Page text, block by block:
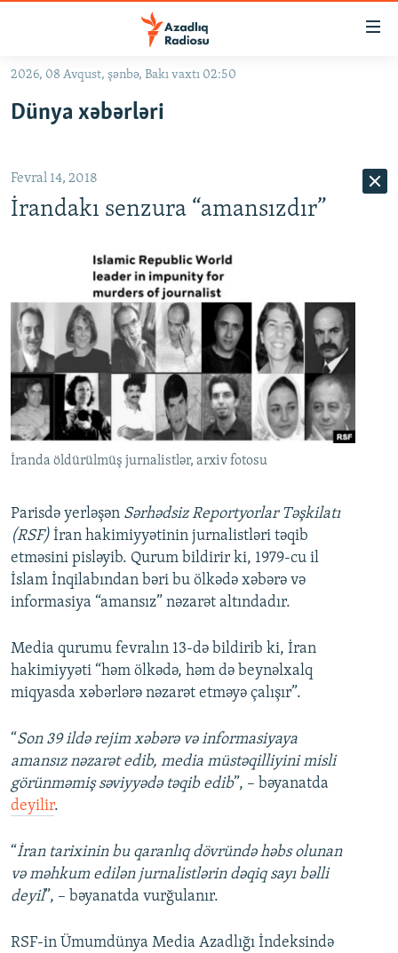
Əsas
qayıt
qayıt
Axtarışa
#İZAHLA
QANUNI DOĞRU
ARAŞDIRMA
MULTIMEDIA
VIDEO
FOTOQALEREYA
İNFOQRAFIKA
RADIO ARXIV
OXU ZALI
AZƏRBAYCAN ƏDƏBIYYATI KITABXANASI
HAQQIMIZDA
MISSIYAMIZ
AZADLIQRADIOSU MOBIL TELEFONUNUZDA
BIZIMLƏ ƏLAQƏ
XƏBƏR BÜLLETENLƏRIMIZ
BIZI IZLƏ
RFE/RL-in bütün saytları
2026, 08 Avqust, şənbə, Bakı vaxtı 02:50
Dünya xəbərləri
Fevral 14, 2018
İrandakı senzura “amansızdır”
İranda öldürülmüş jurnalistlər, arxiv fotosu
Parisdə yerləşən Sərhədsiz Reportyorlar Təşkilatı
(RSF) İran hakimiyyətinin jurnalistləri təqib
etməsini pisləyib. Qurum bildirir ki, 1979-cu il
İslam İnqilabından bəri bu ölkədə xəbərə və
informasiya “amansız” nəzarət altındadır.
Media qurumu fevralın 13-də bildirib ki, İran
hakimiyyəti “həm ölkədə, həm də beynəlxalq
miqyasda xəbərlərə nəzarət etməyə çalışır”.
“Son 39 ildə rejim xəbərə və informasiyaya
amansız nəzarət edib, media müstəqilliyini misli
görünməmiş səviyyədə təqib edib”, – bəyanatda
deyilir.
“İran tarixinin bu qaranlıq dövründə həbs olunan
və məhkum edilən jurnalistlərin dəqiq sayı bəlli
deyil”, – bəyanatda vurğulanır.
RSF-in Ümumdünya Media Azadlığı İndeksində